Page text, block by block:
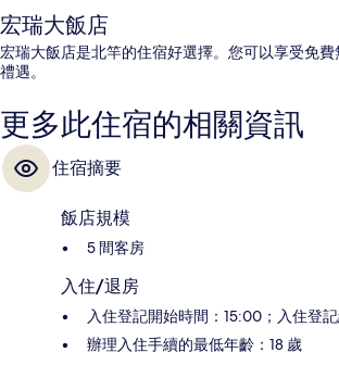
宏瑞大飯店
宏瑞大飯店是北竿的住宿好選擇。您可以享受免
禮遇。
更多此住宿的相關資訊
住宿摘要
飯店規模
5 間客房
入住/退房
入住登記開始時間：15:00；入住登
辦理入住手續的最低年齡：18 歲